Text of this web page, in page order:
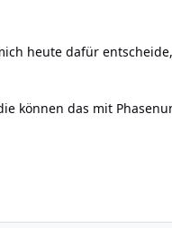
heute dafür
können das mit